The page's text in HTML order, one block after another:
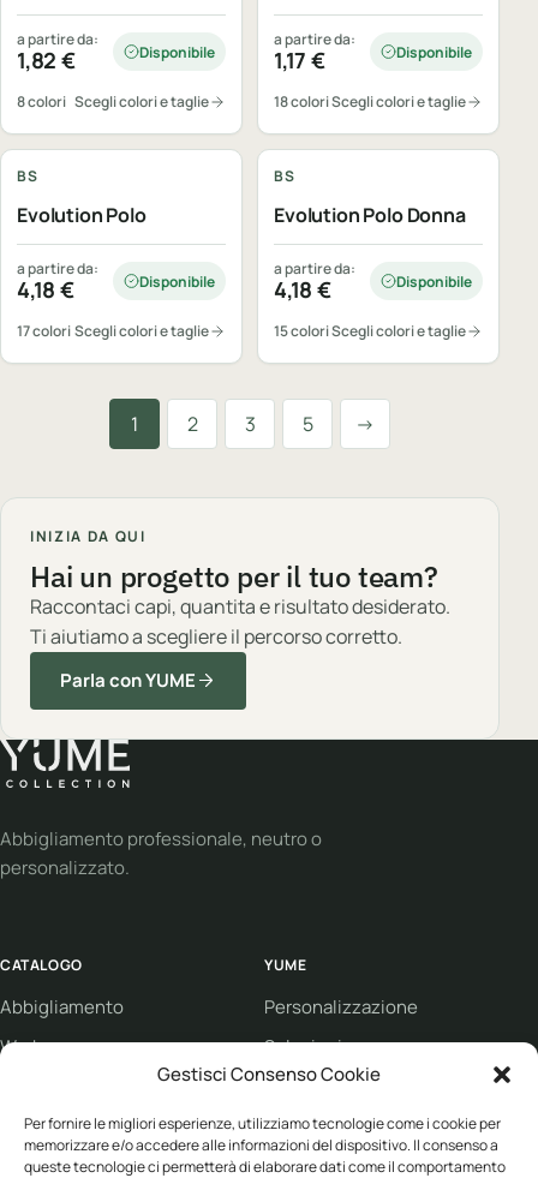
Gestisci Consenso Cookie
Per fornire le migliori esperienze, utilizziamo tecnologie come i cookie per
memorizzare e/o accedere alle informazioni del dispositivo. Il consenso a
queste tecnologie ci permetterà di elaborare dati come il comportamento
a partire da:
1,82€ Disponibile
8 colori Scegli colori e taglie
a partire da:
1,17€ Disponibile
18 coloriScegli colori e taglie
BS
Evolution Polo
a partire da:
4,18€ Disponibile
17 coloriScegli colori e taglie
BS
Evolution Polo Donna
a partire da:
4,18€ Disponibile
15 coloriScegli colori e taglie
1 2 3 5 →
Successiva
INIZIA DA QUI
Hai un progetto per il tuo team?
Raccontaci capi, quantita e risultato desiderato.
Ti aiutiamo a scegliere il percorso corretto.
Parla con YUME
Abbigliamento professionale, neutro o
personalizzato.
CATALOGO
Abbigliamento
Workwear
Eco collection
Brand
YUME
Personalizzazione
Soluzioni
Supporto
Condizioni di vendita